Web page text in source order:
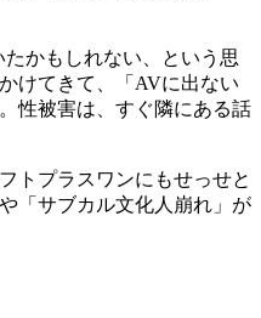
かもしれない、という思
けてきて、「AVに出ない
性被害は、すぐ隣にある話
トプラスワンにもせっせと
「サブカル文化人崩れ」が